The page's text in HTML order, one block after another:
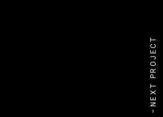
NEXT PROJECT